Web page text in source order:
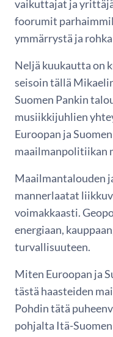
vaikuttajat ja
foorumit
ymmärrystä ja
Neljä kuukautta on
seisoin tällä
Suomen Pankin
musiikkijuhlien
Euroopan ja
maailmanpolitiikan
Maailmantalouden
mannerlaatat
voimakkaasti.
energiaan,
turvallisuuteen.
Miten Euroopan ja
tästä haasteiden
Pohdin tätä
pohjalta Itä-